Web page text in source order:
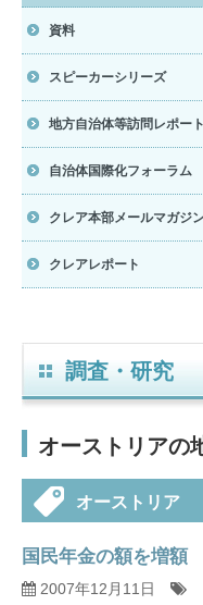
資料
スピーカーシリーズ
地方自治体等訪問レポート
自治体国際化フォーラム
クレア本部メールマガジ
クレアレポート
調査・研究
オーストリアの
オーストリア
国民年金の額を増額
2007年12月11日